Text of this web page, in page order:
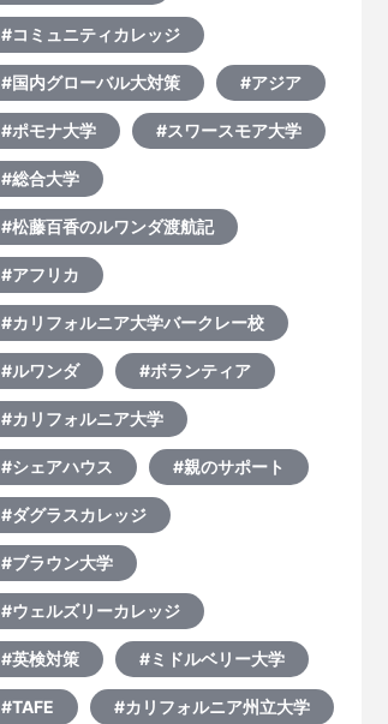
#コミュニティカレッジ
#国内グローバル大対策 #アジア
#ポモナ大学 #スワースモア大学
#総合大学
#松藤百香のルワンダ渡航記
#アフリカ
#カリフォルニア大学バークレー校
#ルワンダ #ボランティア
#カリフォルニア大学
#シェアハウス #親のサポート
#ダグラスカレッジ
#ブラウン大学
#ウェルズリーカレッジ
#英検対策 #ミドルベリー大学
#TAFE #カリフォルニア州立大学